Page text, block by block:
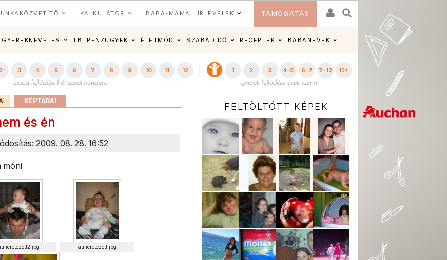
KALKULÁTOR BABA-MAMA HÍRLEVELEK TÁMOGATÁS
GYEREKNEVELÉS TB, PÉNZÜGYEK ÉLETMÓD SZABADIDŐ RECEPTEK BABANEVEK
2 3 4 5 6 7 8 9 10 11 12 1 2 3 4-5 6-7 7-12 12+
KÉPTÁRAI
és én
2009. 08. 28. 16:52
móni
átméretezett.jpg
FELTÖLTÖTT KÉPEK